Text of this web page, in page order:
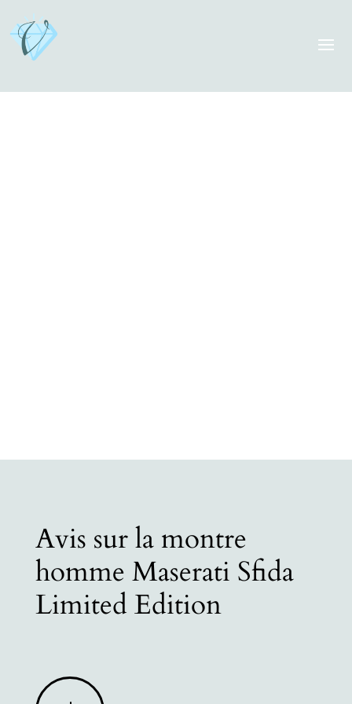
Avis sur la montre
homme Maserati Sfida
Limited Edition